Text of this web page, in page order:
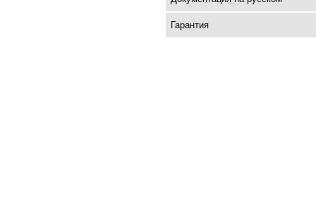
Гарантия